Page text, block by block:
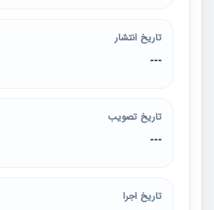
تاریخ انتشار
---
تاریخ تصویب
---
تاریخ اجرا